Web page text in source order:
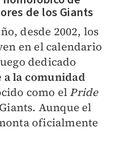
de los Giants
desde 2002, los
en el calendario
dedicado
a la comunidad
como el Pride
Aunque el
oficialmente